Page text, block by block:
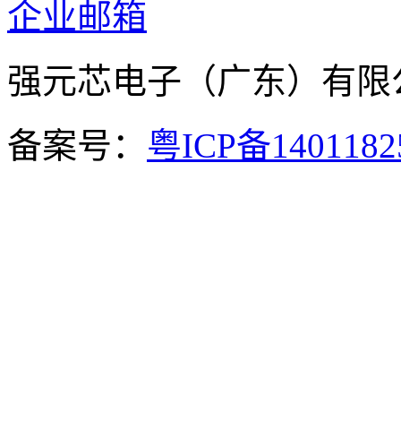
企业邮箱
强元芯电子（广东）
备案号： 粤ICP备